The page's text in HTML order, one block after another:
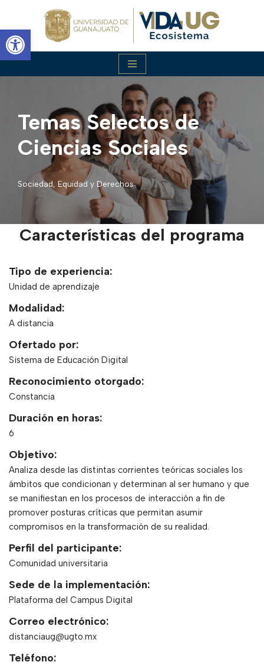
Abrir barra de herramientas
Saltar
al
contenido
Temas Selectos de
Ciencias Sociales
Sociedad, Equidad y Derechos
Características del programa
Tipo de experiencia:
Unidad de aprendizaje
Modalidad:
A distancia
Ofertado por:
Sistema de Educación Digital
Reconocimiento otorgado:
Constancia
Duración en horas:
6
Objetivo:
Analiza desde las distintas corrientes teóricas sociales los
ámbitos que condicionan y determinan al ser humano y que
se manifiestan en los procesos de interacción a fin de
promover posturas críticas que permitan asumir
compromisos en la transformación de su realidad.
Perfil del participante:
Comunidad universitaria
Sede de la implementación:
Plataforma del Campus Digital
Correo electrónico:
distanciaug@ugto.mx
Teléfono: